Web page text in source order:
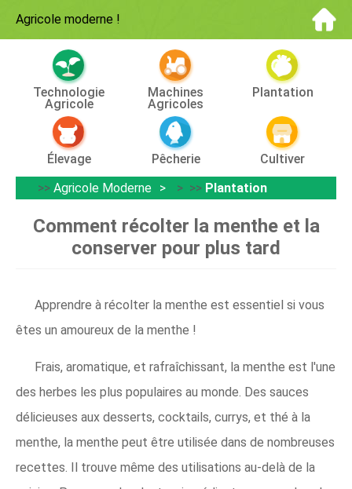
Agricole moderne !
Technologie
Agricole
Machines
Agricoles
Plantation
Élevage Pêcherie
Cultiver
>> Agricole Moderne > >> Plantation
Comment récolter la menthe et la
conserver pour plus tard
Apprendre à récolter la menthe est essentiel si vous
êtes un amoureux de la menthe !
Frais, aromatique, et rafraîchissant, la menthe est l'une
des herbes les plus populaires au monde. Des sauces
délicieuses aux desserts, cocktails, currys, et thé à la
menthe, la menthe peut être utilisée dans de nombreuses
recettes. Il trouve même des utilisations au-delà de la